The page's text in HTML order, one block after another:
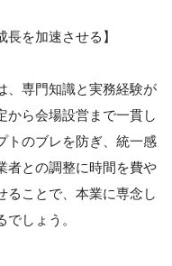
長を加速させる】
、専門知識と実務経験が
から会場設営まで一貫し
トのブレを防ぎ、統一感
者との調整に時間を費や
ることで、本業に専念し
しょう。